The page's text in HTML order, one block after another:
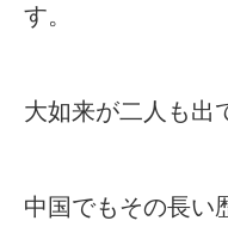
す。
大如来が二人も出
中国でもその長い